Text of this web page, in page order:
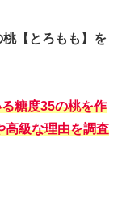
【とろもも】を
糖度35の桃を作
高級な理由を調査